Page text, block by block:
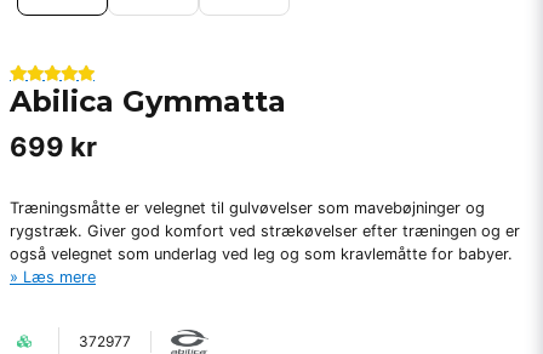
Abilica Gymmatta
699 kr
Træningsmåtte er velegnet til gulvøvelser som mavebøjninger og
rygstræk. Giver god komfort ved strækøvelser efter træningen og er
også velegnet som underlag ved leg og som kravlemåtte for babyer.
Læs mere
372977